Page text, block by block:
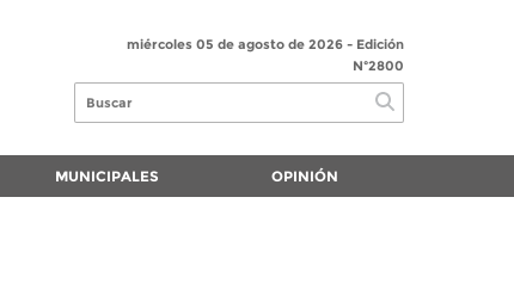
miércoles 05 de agosto de 2026 - Edición
Nº2800
MUNICIPALES OPINIÓN